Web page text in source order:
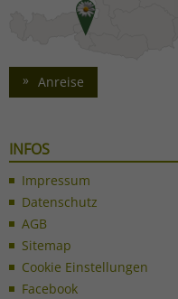
Anreise
INFOS
Impressum
Datenschutz
AGB
Sitemap
Cookie Einstellungen
Facebook